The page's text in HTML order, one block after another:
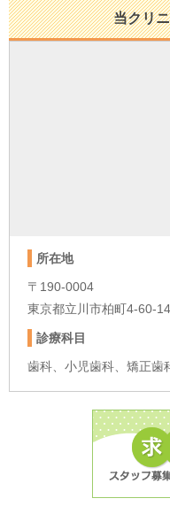
当クリ
所在地
〒190-0004
東京都立川市柏町4-60-14
診療科目
歯科、小児歯科、矯正歯